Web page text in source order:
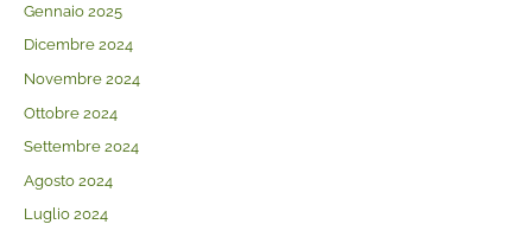
Gennaio 2025
Dicembre 2024
Novembre 2024
Ottobre 2024
Settembre 2024
Agosto 2024
Luglio 2024